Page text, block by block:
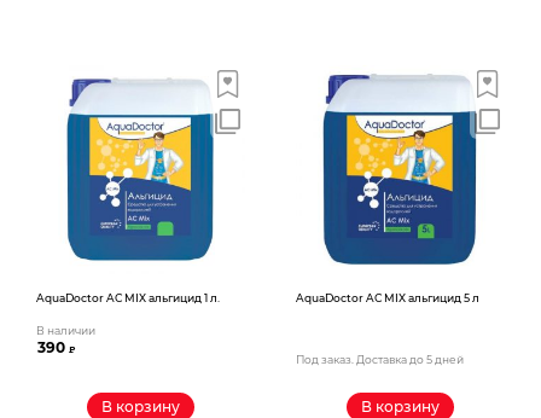
AquaDoctor AС MIX альгицид 1 л.
В наличии
390₽
В корзину
AquaDoctor AС MIX альгицид 5 л
Под заказ. Доставка до 5 дней
В корзину